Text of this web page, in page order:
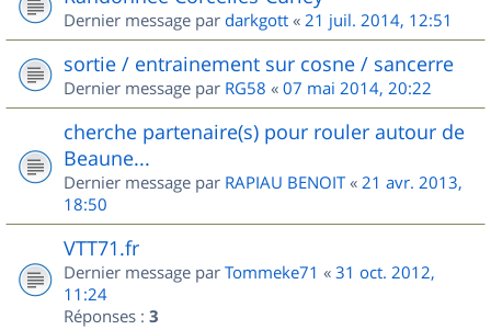
Dernier message par darkgott « 21 juil. 2014, 12:51
sortie / entrainement sur cosne / sancerre
Dernier message par RG58 « 07 mai 2014, 20:22
cherche partenaire(s) pour rouler autour de
Beaune...
Dernier message par RAPIAU BENOIT« 21 avr. 2013,
18:50
VTT71.fr
Dernier message par Tommeke71 « 31 oct. 2012,
11:24
Réponses : 3